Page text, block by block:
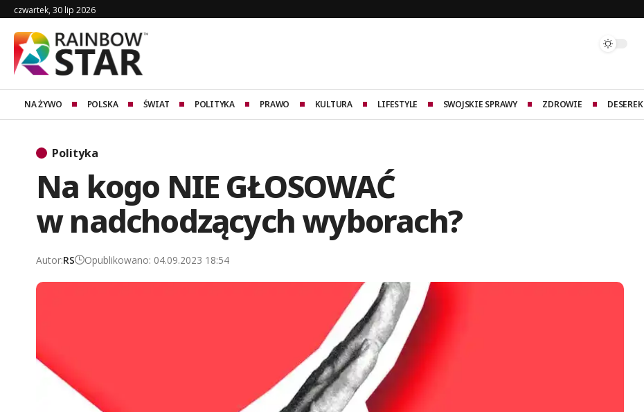
czwartek, 30 lip 2026
NA ŻYWO POLSKA ŚWIAT POLITYKA PRAWO KULTURA LIFESTYLE SWOJSKIE SPRAWY ZDROWIE DESEREK
Polityka
Na kogo NIE GŁOSOWAĆ
w nadchodzących wyborach?
Autor:RS Opublikowano: 04.09.2023 18:54